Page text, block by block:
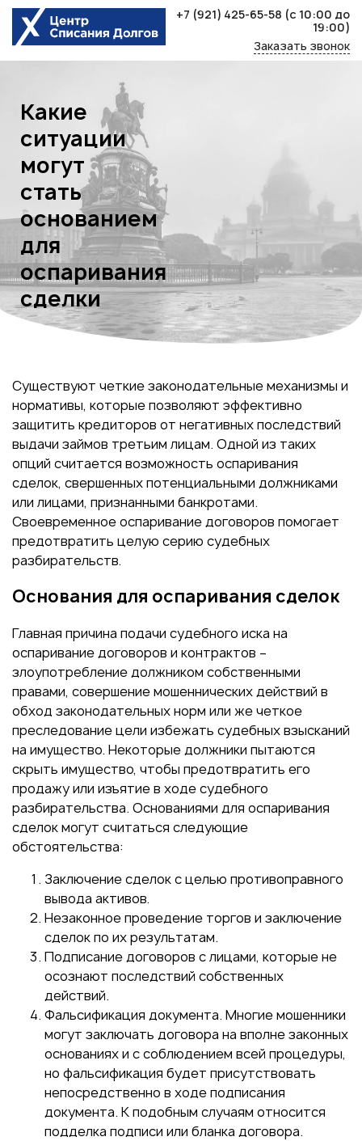
Skip
content
+7 (921) 425-65-58 (с 10:00 до
19:00)
Заказать звонок
Какие
ситуации
могут
стать
основанием
для
оспаривания
сделки
Существуют четкие законодательные механизмы и
нормативы, которые позволяют эффективно
защитить кредиторов от негативных последствий
выдачи займов третьим лицам. Одной из таких
опций считается возможность оспаривания
сделок, свершенных потенциальными должниками
или лицами, признанными банкротами.
Своевременное оспаривание договоров помогает
предотвратить целую серию судебных
разбирательств.
Основания для оспаривания сделок
Главная причина подачи судебного иска на
оспаривание договоров и контрактов –
злоупотребление должником собственными
правами, совершение мошеннических действий в
обход законодательных норм или же четкое
преследование цели избежать судебных взысканий
на имущество. Некоторые должники пытаются
скрыть имущество, чтобы предотвратить его
продажу или изъятие в ходе судебного
разбирательства. Основаниями для оспаривания
сделок могут считаться следующие
обстоятельства:
Заключение сделок с целью противоправного
вывода активов.
Незаконное проведение торгов и заключение
сделок по их результатам.
Подписание договоров с лицами, которые не
осознают последствий собственных
действий.
Фальсификация документа. Многие мошенники
могут заключать договора на вполне законных
основаниях и с соблюдением всей процедуры,
но фальсификация будет присутствовать
непосредственно в ходе подписания
документа. К подобным случаям относится
подделка подписи или бланка договора.